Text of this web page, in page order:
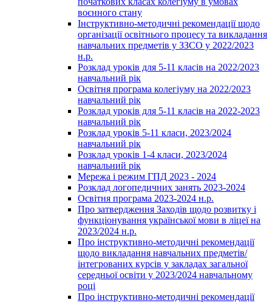
воєнного стану
Інструктивно-методичні рекомендації щодо
організації освітнього процесу та викладання
навчальних предметів у ЗЗСО у 2022/2023
н.р.
Розклад уроків для 5-11 класів на 2022/2023
навчальний рік
Освітня програма колегіуму на 2022/2023
навчальний рік
Розклад уроків для 5-11 класів на 2022-2023
навчальний рік
Розклад уроків 5-11 класи, 2023/2024
навчальний рік
Розклад уроків 1-4 класи, 2023/2024
навчальний рік
Мережа і режим ГПД 2023 - 2024
Розклад логопедичних занять 2023-2024
Освітня програма 2023-2024 н.р.
Про затвердження Заходів щодо розвитку і
функціонування української мови в ліцеї на
2023/2024 н.р.
Про інструктивно-методичні рекомендації
щодо викладання навчальних предметів/
інтегрованих курсів у закладах загальної
середньої освіти у 2023/2024 навчальному
році
Про інструктивно-методичні рекомендації